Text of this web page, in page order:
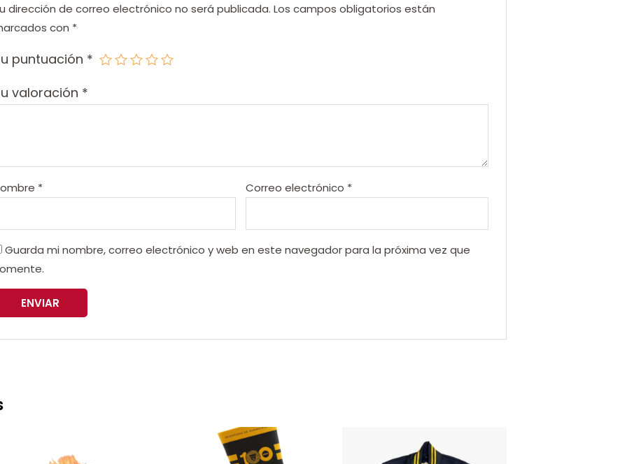
dirección de correo electrónico no será publicada. Los campos obligatorios están
con *
puntuación *
valoración *
* Correo electrónico *
Guarda mi nombre, correo electrónico y web en este navegador para la próxima vez que